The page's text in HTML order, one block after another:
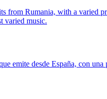
from Rumania, with a varied
varied music.
emite desde España, con